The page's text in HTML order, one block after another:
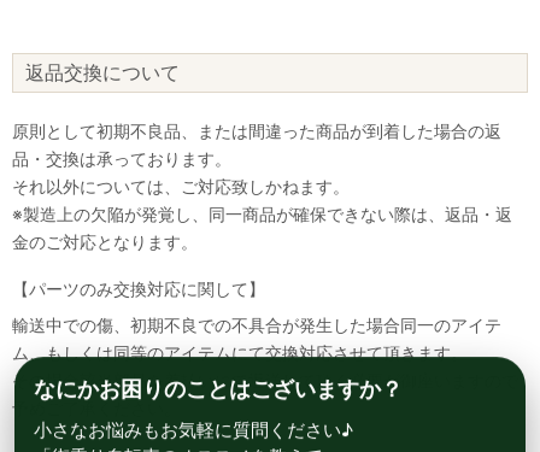
返品交換について
原則として初期不良品、または間違った商品が到着した場合の返
品・交換は承っております。
それ以外については、ご対応致しかねます。
※製造上の欠陥が発覚し、同一商品が確保できない際は、返品・返
金のご対応となります。
【パーツのみ交換対応に関して】
輸送中での傷、初期不良での不具合が発生した場合同一のアイテ
ム、もしくは同等のアイテムにて交換対応させて頂きます。
その場合該当部品を着払いにて返送して頂く必要が御座いますので
予めご了承ください。
なにかお困りのことはございますか？
小さなお悩みもお気軽に質問ください♪